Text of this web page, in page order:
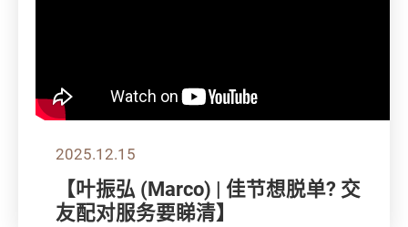
2025.12.15
【叶振弘 (Marco) | 佳节想脱单? 交
友配对服务要睇清】